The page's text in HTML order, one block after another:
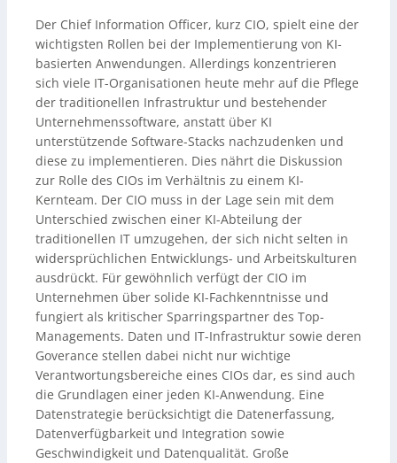
Der Chief Information Officer, kurz CIO, spielt eine der
wichtigsten Rollen bei der Implementierung von KI-
basierten Anwendungen. Allerdings konzentrieren
sich viele IT-Organisationen heute mehr auf die Pflege
der traditionellen Infrastruktur und bestehender
Unternehmenssoftware, anstatt über KI
unterstützende Software-Stacks nachzudenken und
diese zu implementieren. Dies nährt die Diskussion
zur Rolle des CIOs im Verhältnis zu einem KI-
Kernteam. Der CIO muss in der Lage sein mit dem
Unterschied zwischen einer KI-Abteilung der
traditionellen IT umzugehen, der sich nicht selten in
widersprüchlichen Entwicklungs- und Arbeitskulturen
ausdrückt. Für gewöhnlich verfügt der CIO im
Unternehmen über solide KI-Fachkenntnisse und
fungiert als kritischer Sparringspartner des Top-
Managements. Daten und IT-Infrastruktur sowie deren
Goverance stellen dabei nicht nur wichtige
Verantwortungsbereiche eines CIOs dar, es sind auch
die Grundlagen einer jeden KI-Anwendung. Eine
Datenstrategie berücksichtigt die Datenerfassung,
Datenverfügbarkeit und Integration sowie
Geschwindigkeit und Datenqualität. Große